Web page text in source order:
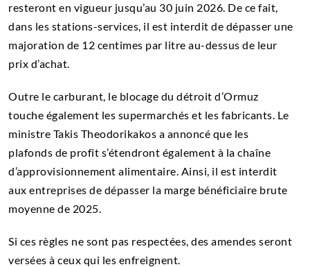
resteront en vigueur jusqu’au 30 juin 2026. De ce fait,
dans les stations-services, il est interdit de dépasser une
majoration de 12 centimes par litre au-dessus de leur
prix d’achat.
Outre le carburant, le blocage du détroit d’Ormuz
touche également les supermarchés et les fabricants. Le
ministre Takis Theodorikakos a annoncé que les
plafonds de profit s’étendront également à la chaîne
d’approvisionnement alimentaire. Ainsi, il est interdit
aux entreprises de dépasser la marge bénéficiaire brute
moyenne de 2025.
Si ces règles ne sont pas respectées, des amendes seront
versées à ceux qui les enfreignent.